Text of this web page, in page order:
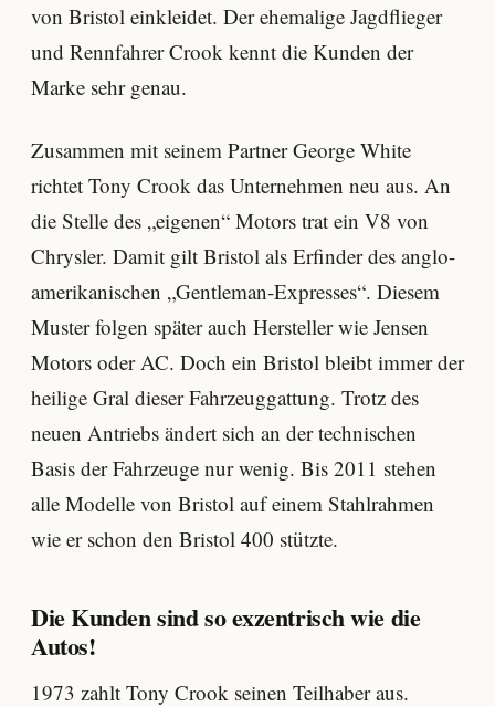
von Bristol einkleidet. Der ehemalige Jagdflieger
und Rennfahrer Crook kennt die Kunden der
Marke sehr genau.
Zusammen mit seinem Partner George White
richtet Tony Crook das Unternehmen neu aus. An
die Stelle des „eigenen“ Motors trat ein V8 von
Chrysler. Damit gilt Bristol als Erfinder des anglo-
amerikanischen „Gentleman-Expresses“. Diesem
Muster folgen später auch Hersteller wie Jensen
Motors oder AC. Doch ein Bristol bleibt immer der
heilige Gral dieser Fahrzeuggattung. Trotz des
neuen Antriebs ändert sich an der technischen
Basis der Fahrzeuge nur wenig. Bis 2011 stehen
alle Modelle von Bristol auf einem Stahlrahmen
wie er schon den Bristol 400 stützte.
Die Kunden sind so exzentrisch wie die
Autos!
1973 zahlt Tony Crook seinen Teilhaber aus.